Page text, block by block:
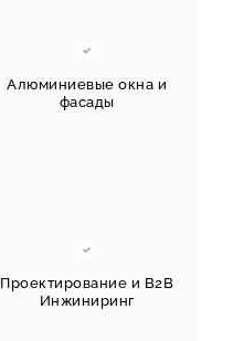
Алюминиевые окна и
фасады
Проектирование и B2B
Инжиниринг